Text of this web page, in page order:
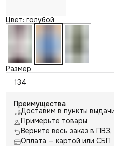
Цвет: голубой
Размер
134
Преимущества
Доставим в пункты
Примерьте товары
Верните весь заказ в
Оплата — картой или СБП